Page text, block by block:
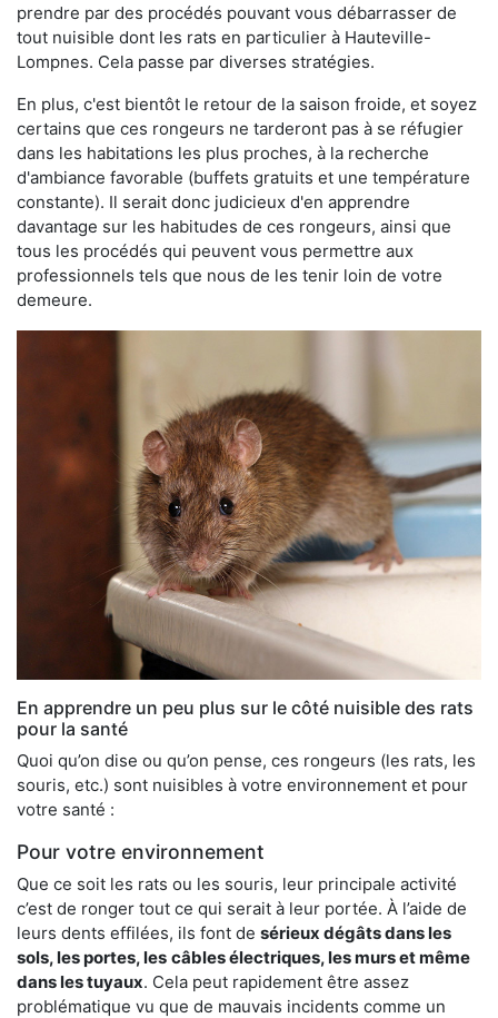
prendre par des procédés pouvant vous débarrasser de
tout nuisible dont les rats en particulier à Hauteville-
Lompnes. Cela passe par diverses stratégies.
En plus, c'est bientôt le retour de la saison froide, et soyez
certains que ces rongeurs ne tarderont pas à se réfugier
dans les habitations les plus proches, à la recherche
d'ambiance favorable (buffets gratuits et une température
constante). Il serait donc judicieux d'en apprendre
davantage sur les habitudes de ces rongeurs, ainsi que
tous les procédés qui peuvent vous permettre aux
professionnels tels que nous de les tenir loin de votre
demeure.
En apprendre un peu plus sur le côté nuisible des rats
pour la santé
Quoi qu’on dise ou qu’on pense, ces rongeurs (les rats, les
souris, etc.) sont nuisibles à votre environnement et pour
votre santé :
Pour votre environnement
Que ce soit les rats ou les souris, leur principale activité
c’est de ronger tout ce qui serait à leur portée. À l’aide de
leurs dents effilées, ils font de sérieux dégâts dans les
sols, les portes, les câbles électriques, les murs et même
dans les tuyaux. Cela peut rapidement être assez
problématique vu que de mauvais incidents comme un